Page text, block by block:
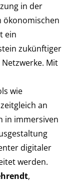
in der
ein
zukünftiger
Mit
wie
an
in immersiven
digitaler
werden.
,